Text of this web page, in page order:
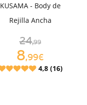
KUSAMA - Body de
Rejilla Ancha
24,99
8,99€
4,8 (16)